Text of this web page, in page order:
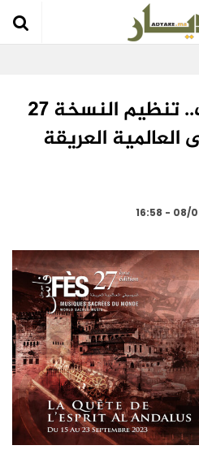
اسبانيا ضيف شرف.. تنظيم النسخة 27
العريقة
08/09/